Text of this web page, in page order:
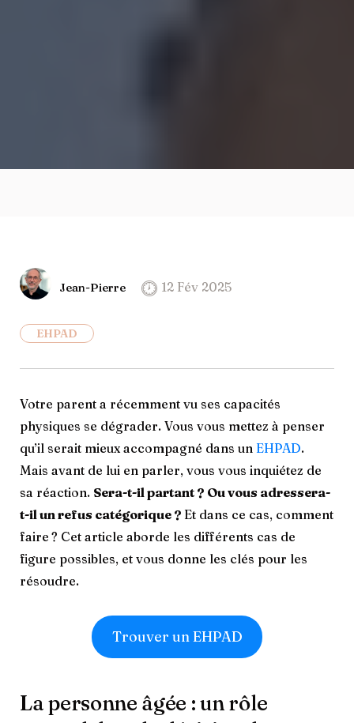
Jean-Pierre 12 Fév 2025
EHPAD
Votre parent a récemment vu ses capacités
physiques se dégrader. Vous vous mettez à penser
qu’il serait mieux accompagné dans un EHPAD.
Mais avant de lui en parler, vous vous inquiétez de
sa réaction. Sera-t-il partant ? Ou vous adressera-
t-il un refus catégorique ? Et dans ce cas, comment
faire ? Cet article aborde les différents cas de
figure possibles, et vous donne les clés pour les
résoudre.
Trouver un EHPAD
La personne âgée : un rôle